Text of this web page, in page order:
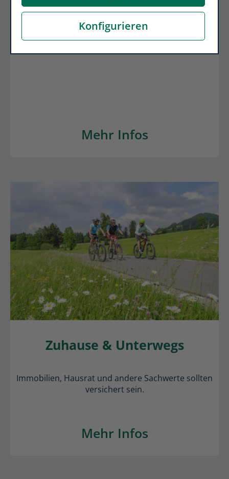
Konfigurieren
Schützen sie Angehörige vor finanziellen
Belastungen einer Bestattung durch eine
Sterbegeldversicherung der
Mehr Infos
Zuhause & Unterwegs
Immobilien, Hausrat und andere Sachwerte sollten
versichert sein.
Mehr Infos